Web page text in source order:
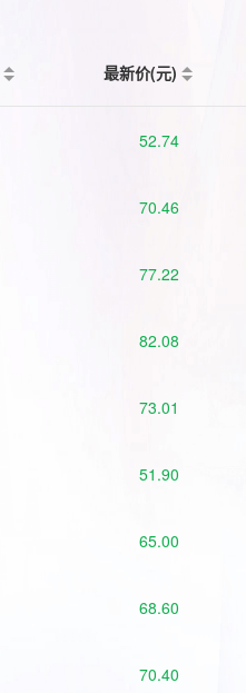
最新价(元)
52.74
70.46
77.22
82.08
73.01
51.90
65.00
68.60
70.40